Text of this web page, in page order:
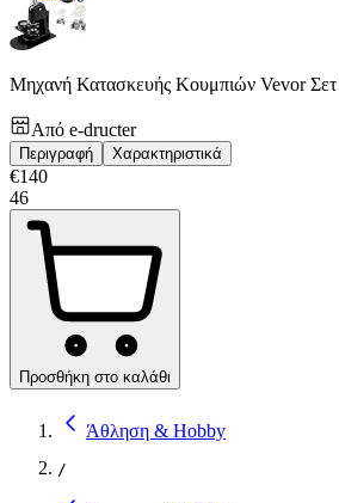
Μηχανή Κατασκευής Κουμπιών Vevor
Από e-dructer
Περιγραφή Χαρακτηριστικά
€140
46
Προσθήκη στο καλάθι
Άθληση & Hobby
/